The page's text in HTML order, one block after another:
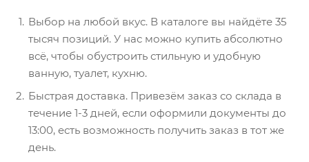
Выбор на любой вкус. В каталоге вы найдёте 35
тысяч позиций. У нас можно купить абсолютно
всё, чтобы обустроить стильную и удобную
ванную, туалет, кухню.
Быстрая доставка. Привезём заказ со склада в
течение 1-3 дней, если оформили документы до
13:00, есть возможность получить заказ в тот же
день.